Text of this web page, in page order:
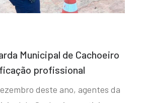
Municipal de Cachoeiro
profissional
deste ano, agentes da